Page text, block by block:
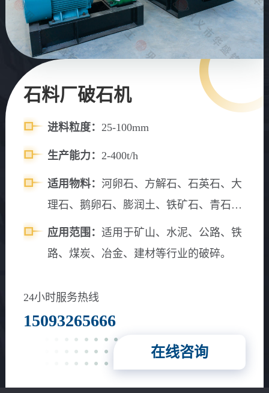
石料厂破石机
进料粒度： 25-100mm
生产能力： 2-400t/h
适用物料： 河卵石、方解石、石英石、大
理石、鹅卵石、膨润土、铁矿石、青石、
山石、水渣、石灰石、风化砂、辉绿岩、
花岗岩、玄武岩等
应用范围： 适用于矿山、水泥、公路、铁
路、煤炭、冶金、建材等行业的破碎。
24小时服务热线
15093265666
在线咨询